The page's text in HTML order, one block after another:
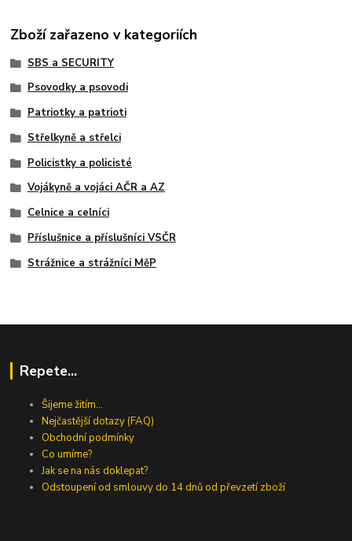
Zboží zařazeno v kategoriích
SBS a SECURITY
Psovodky a psovodi
Patriotky a patrioti
Střelkyně a střelci
Policistky a policisté
Vojákyně a vojáci AČR a AZ
Celnice a celníci
Příslušnice a příslušníci VSČR
Strážnice a strážníci MěP
Repete...
Šijeme žitím...
Nejčastější dotazy (FAQ)
Obchodní podmínky
Co umíme?
Jak se na nás doklepat?
Odstoupení od smlouvy do 14 dnů od převzetí zboží